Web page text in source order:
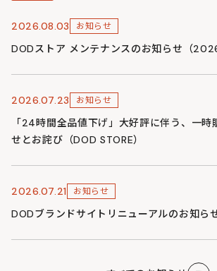
2026.08.03 お知らせ
DODストア メンテナンスのお知らせ（
2026.07.23 お知らせ
「24時間全品値下げ」大好評に伴う、一時
せとお詫び（DOD STORE）
2026.07.21 お知らせ
DODブランドサイトリニューアルのお知ら